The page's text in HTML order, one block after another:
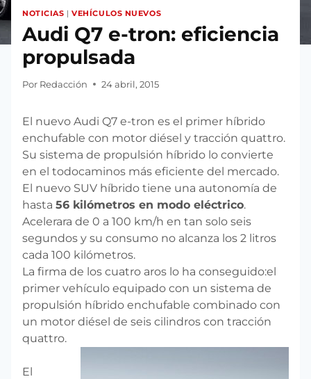
NOTICIAS |VEHÍCULOS NUEVOS
Audi Q7 e-tron: eficiencia
propulsada
Por Redacción 24 abril, 2015
El nuevo Audi Q7 e-tron es el primer híbrido
enchufable con motor diésel y tracción quattro.
Su sistema de propulsión híbrido lo convierte
en el todocaminos más eficiente del mercado.
El nuevo SUV híbrido tiene una autonomía de
hasta 56 kilómetros en modo eléctrico.
Acelerara de 0 a 100 km/h en tan solo seis
segundos y su consumo no alcanza los 2 litros
cada 100 kilómetros.
La firma de los cuatro aros lo ha conseguido:el
primer vehículo equipado con un sistema de
propulsión híbrido enchufable combinado con
un motor diésel de seis cilindros con tracción
quattro.
El